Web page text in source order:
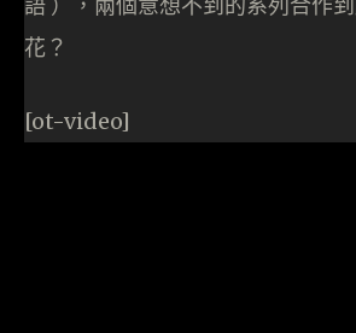
語 ），兩個意想不到的系列合作
花？
[ot-video]